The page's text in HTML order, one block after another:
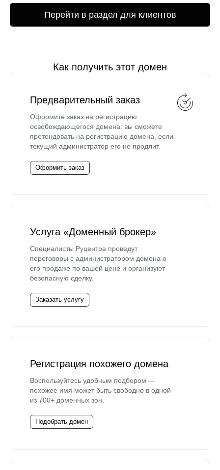
Перейти в раздел для клиентов
Как получить этот домен
Предварительный заказ
Оформите заказ на регистрацию
освобождающегося домена: вы сможете
претендовать на регистрацию домена, если
текущий администратор его не продлит.
Оформить заказ
Услуга «Доменный брокер»
Специалисты Руцентра проведут
переговоры с администратором домена о
его продаже по вашей цене и организуют
безопасную сделку.
Заказать услугу
Регистрация похожего домена
Воспользуйтесь удобным подбором —
похожее имя может быть свободно в одной
из 700+ доменных зон.
Подобрать домен